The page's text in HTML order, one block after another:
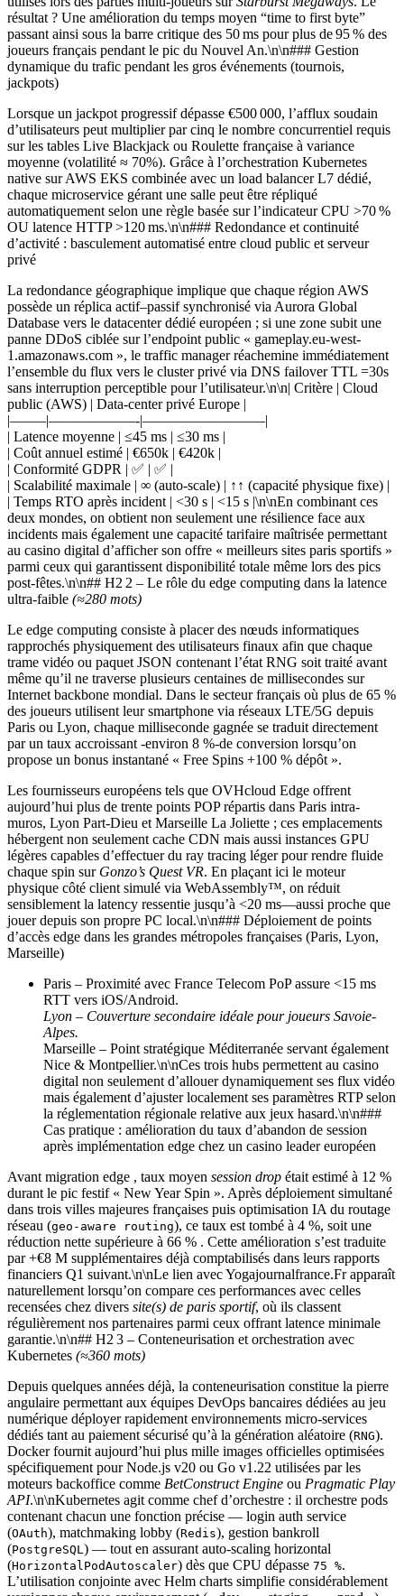
résultat ? Une amélioration du temps moyen “time to first byte”
passant ainsi sous la barre critique des 50 ms pour plus de 95 % des
joueurs français pendant le pic du Nouvel An.\n\n### Gestion
dynamique du trafic pendant les gros événements (tournois,
jackpots)
Lorsque un jackpot progressif dépasse €500 000, l’afflux soudain
d’utilisateurs peut multiplier par cinq le nombre concurrentiel requis
sur les tables Live Blackjack ou Roulette française à variance
moyenne (volatilité ≈ 70%). Grâce à l’orchestration Kubernetes
native sur AWS EKS combinée avec un load balancer L7 dédié,
chaque microservice gérant une salle peut être répliqué
automatiquement selon une règle basée sur l’indicateur CPU >70 %
OU latence HTTP >120 ms.\n\n### Redondance et continuité
d’activité : basculement automatisé entre cloud public et serveur
privé
La redondance géographique implique que chaque région AWS
possède un réplica actif–passif synchronisé via Aurora Global
Database vers le datacenter dédié européen ; si une zone subit une
panne DDoS ciblée sur l’endpoint public « gameplay.eu-west‐
1.amazonaws.com », le traffic manager réachemine immédiatement
l’ensemble du flux vers le cluster privé via DNS failover TTL =30s
sans interruption perceptible pour l’utilisateur.\n\n| Critère | Cloud
public (AWS) | Data‑center privé Europe |
|——–|——————-|————————–|
| Latence moyenne | ≤45 ms | ≤30 ms |
| Coût annuel estimé | €650k | €420k |
| Conformité GDPR | ✅ | ✅ |
| Scalabilité maximale | ∞ (auto‑scale) | ↑↑ (capacité physique fixe) |
| Temps RTO après incident | <30 s | <15 s |\n\nEn combinant ces
deux mondes, on obtient non seulement une résilience face aux
incidents mais également une capacité tarifaire maîtrisée permettant
au casino digital d’afficher son offre « meilleurs sites paris sportifs »
parmi ceux qui garantissent disponibilité totale même lors des pics
post-fêtes.\n\n## H2 2 – Le rôle du edge computing dans la latence
ultra‑faible (≈280 mots)
Le edge computing consiste à placer des nœuds informatiques
rapprochés physiquement des utilisateurs finaux afin que chaque
trame vidéo ou paquet JSON contenant l’état RNG soit traité avant
même qu’il ne traverse plusieurs centaines de millisecondes sur
Internet backbone mondial. Dans le secteur français où plus de 65 %
des joueurs utilisent leur smartphone via réseaux LTE/5G depuis
Paris ou Lyon, chaque milliseconde gagnée se traduit directement
par un taux accroissant ‑​environ 8 %‑​de conversion lorsqu’on
propose un bonus instantané « Free Spins +100 % dépôt ».
Les fournisseurs européens tels que OVHcloud Edge offrent
aujourd’hui plus de trente points POP répartis dans Paris intra-
muros, Lyon Part‑Dieu et Marseille La Joliette ; ces emplacements
hébergent non seulement cache CDN mais aussi instances GPU
légères capables d’effectuer du ray tracing léger pour rendre fluide
chaque spin sur Gonzo’s Quest VR. En plaçant ici le moteur
physique côté client simulé via WebAssembly™, on réduit
sensiblement la latency ressentie jusqu’à <20 ms—aussi proche que
jouer depuis son propre PC local.\n\n### Déploiement de points
d’accès edge dans les grandes métropoles françaises (Paris, Lyon,
Marseille)
Paris – Proximité avec France Telecom PoP assure <15 ms
RTT vers iOS/Android.
Lyon – Couverture secondaire idéale pour joueurs Savoie-
Alpes.
Marseille – Point stratégique Méditerranée servant également
Nice & Montpellier.\n\nCes trois hubs permettent au casino
digital non seulement d’allouer dynamiquement ses flux vidéo
mais également d’ajuster localement ses paramètres RTP selon
la réglementation régionale relative aux jeux hasard.\n\n###
Cas pratique : amélioration du taux d’abandon de session
après implémentation edge chez un casino leader européen
Avant migration edge , taux moyen session drop était estimé à 12 %
durant le pic festif « New Year Spin ». Après déploiement simultané
dans trois villes majeures françaises puis optimisation IA du routage
réseau (geo‐aware routing), ce taux est tombé à 4 %, soit une
réduction nette supérieure à 66 % . Cette amélioration s’est traduite
par +€8 M supplémentaires déjà comptabilisés dans leurs rapports
financiers Q1 suivant.\n\nLe lien avec Yogajournalfrance.Fr apparaît
naturellement lorsqu’on compare ces performances avec celles
recensées chez divers site(s) de paris sportif, où ils classent
régulièrement nos partenaires parmi ceux offrant latence minimale
garantie.\n\n## H2 3 – Conteneurisation et orchestration avec
Kubernetes (≈360 mots)
Depuis quelques années déjà, la conteneurisation constitue la pierre
angulaire permettant aux équipes DevOps bancaires dédiées au jeu
numérique déployer rapidement environnements micro‑services
dédiés tant au paiement sécurisé qu’à la génération aléatoire (RNG).
Docker fournit aujourd’hui plus mille images officielles optimisées
spécifiquement pour Node.js v20 ou Go v1.22 utilisées par les
moteurs backoffice comme BetConstruct Engine ou Pragmatic Play
API.\n\nKubernetes agit comme chef d’orchestre : il orchestre pods
contenant chacun une fonction précise — login auth service
(OAuth), matchmaking lobby (Redis), gestion bankroll
(PostgreSQL ) — tout en assurant auto‑scaling horizontal
(HorizontalPodAutoscaler) dès que CPU dépasse 75 %.
L’utilisation conjointe avec Helm charts simplifie considérablement